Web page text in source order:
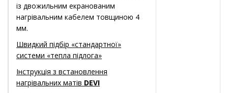
із двожильним екранованим
нагрівальним кабелем товщиною 4
мм.
Швидкий підбір «стандартної»
системи «тепла підлога»
Інструкція з встановлення
нагрівальних матів DEVI